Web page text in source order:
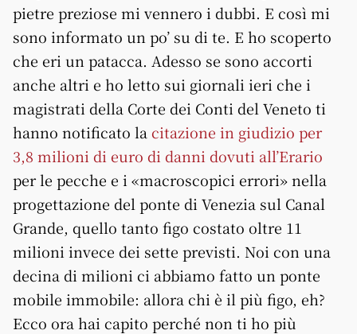
pietre preziose mi vennero i dubbi. E così mi
sono informato un po’ su di te. E ho scoperto
che eri un patacca. Adesso se sono accorti
anche altri e ho letto sui giornali ieri che i
magistrati della Corte dei Conti del Veneto ti
hanno notificato la citazione in giudizio per
3,8 milioni di euro di danni dovuti all’Erario
per le pecche e i «macroscopici errori» nella
progettazione del ponte di Venezia sul Canal
Grande, quello tanto figo costato oltre 11
milioni invece dei sette previsti. Noi con una
decina di milioni ci abbiamo fatto un ponte
mobile immobile: allora chi è il più figo, eh?
Ecco ora hai capito perché non ti ho più